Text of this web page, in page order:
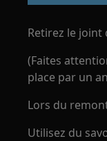
Retirez le joint
(Faites
place par un
Lors du
Utilisez du